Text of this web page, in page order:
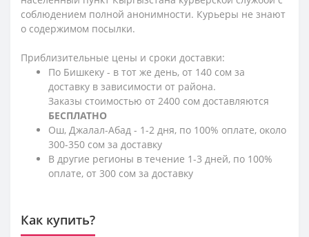
соблюдением полной анонимности. Курьеры не знают
о содержимом посылки.
Приблизительные цены и сроки доставки:
По Бишкеку - в тот же день, от 140 сом за
доставку в зависимости от района.
Заказы стоимостью от 2400 сом доставляются
БЕСПЛАТНО
Ош, Джалал-Абад - 1-2 дня, по 100% оплате, около
300-350 сом за доставку
В другие регионы в течение 1-3 дней, по 100%
оплате, от 300 сом за доставку
Как купить?